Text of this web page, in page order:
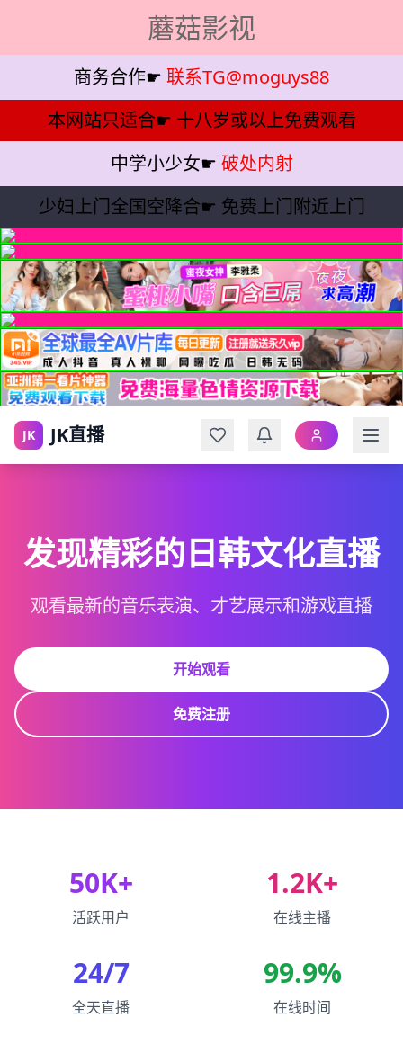
蘑菇影视
商务合作☛ 联系TG@moguys88
本网站只适合☛ 十八岁或以上免费观看
中学小少女☛ 破处内射
少妇上门全国空降合☛ 免费上门附近上门
JK JK直播
发现精彩的日韩文化直播
观看最新的音乐表演、才艺展示和游戏直播
开始观看
免费注册
50K+
活跃用户
1.2K+
在线主播
24/7
全天直播
99.9%
在线时间